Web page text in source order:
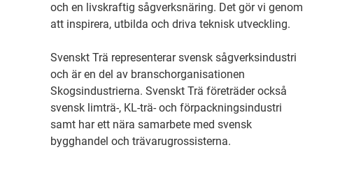
och en livskraftig sågverksnäring. Det gör vi genom
att inspirera, utbilda och driva teknisk utveckling.
Svenskt Trä representerar svensk sågverksindustri
och är en del av branschorganisationen
Skogsindustrierna. Svenskt Trä företräder också
svensk limträ-, KL-trä- och förpackningsindustri
samt har ett nära samarbete med svensk
bygghandel och trävarugrossisterna.